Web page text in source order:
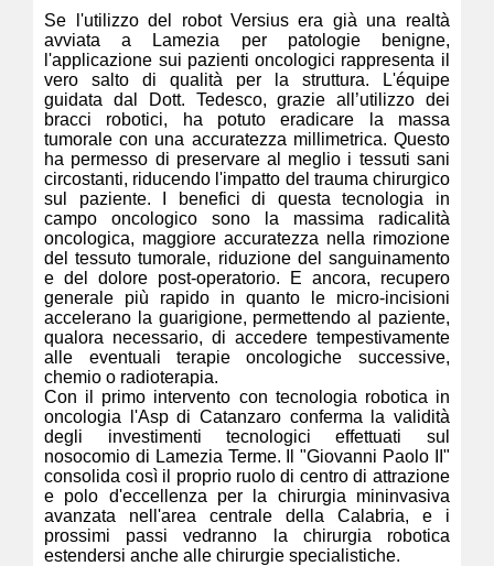
Se l'utilizzo del robot Versius era già una realtà
avviata a Lamezia per patologie benigne,
l'applicazione sui pazienti oncologici rappresenta il
vero salto di qualità per la struttura. L'équipe
guidata dal Dott. Tedesco, grazie all’utilizzo dei
bracci robotici, ha potuto eradicare la massa
tumorale con una accuratezza millimetrica. Questo
ha permesso di preservare al meglio i tessuti sani
circostanti, riducendo l'impatto del trauma chirurgico
sul paziente. I benefici di questa tecnologia in
campo oncologico sono la massima radicalità
oncologica, maggiore accuratezza nella rimozione
del tessuto tumorale, riduzione del sanguinamento
e del dolore post-operatorio. E ancora, recupero
generale più rapido in quanto le micro-incisioni
accelerano la guarigione, permettendo al paziente,
qualora necessario, di accedere tempestivamente
alle eventuali terapie oncologiche successive,
chemio o radioterapia.
Con il primo intervento con tecnologia robotica in
oncologia l'Asp di Catanzaro conferma la validità
degli investimenti tecnologici effettuati sul
nosocomio di Lamezia Terme. Il "Giovanni Paolo II"
consolida così il proprio ruolo di centro di attrazione
e polo d'eccellenza per la chirurgia mininvasiva
avanzata nell'area centrale della Calabria, e i
prossimi passi vedranno la chirurgia robotica
estendersi anche alle chirurgie specialistiche.